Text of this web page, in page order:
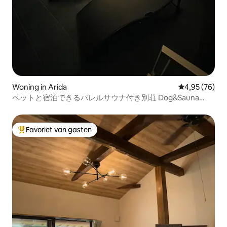
Woning in Arida Gemiddelde
4,95 (76)
ペットと宿泊できるバレルサウナ付き別荘 Dog&Sauna
Topfavoriet van gasten
Favoriet van gasten